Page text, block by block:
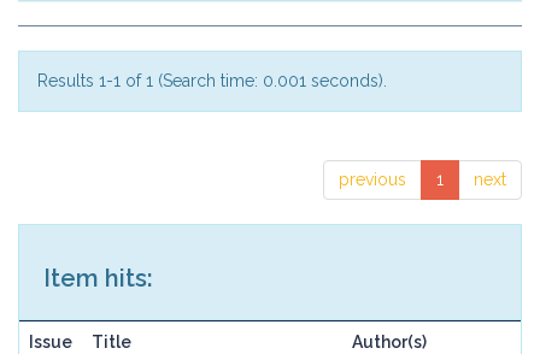
Results 1-1 of 1 (Search time: 0.001 seconds).
previous 1 next
Item hits:
Issue
Title Author(s)